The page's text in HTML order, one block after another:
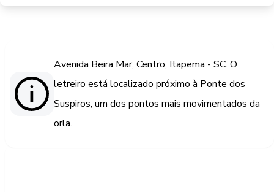
Avenida Beira Mar, Centro, Itapema - SC. O
letreiro está localizado próximo à Ponte dos
Suspiros, um dos pontos mais movimentados da
orla.